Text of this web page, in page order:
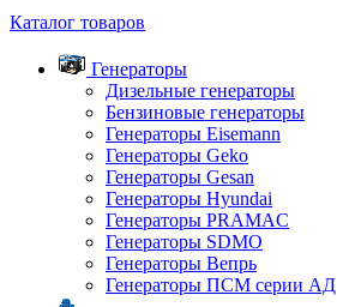
Каталог товаров
Генераторы
Дизельные генераторы
Бензиновые генераторы
Генераторы Eisemann
Генераторы Geko
Генераторы Gesan
Генераторы Hyundai
Генераторы PRAMAC
Генераторы SDMO
Генераторы Вепрь
Генераторы ПСМ серии АД